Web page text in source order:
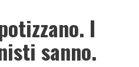
I
sanno.